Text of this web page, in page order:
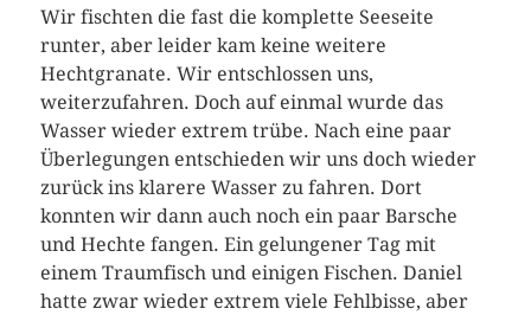
Wir fischten die fast die komplette Seeseite
runter, aber leider kam keine weitere
Hechtgranate. Wir entschlossen uns,
weiterzufahren. Doch auf einmal wurde das
Wasser wieder extrem trübe. Nach eine paar
Überlegungen entschieden wir uns doch wieder
zurück ins klarere Wasser zu fahren. Dort
konnten wir dann auch noch ein paar Barsche
und Hechte fangen. Ein gelungener Tag mit
einem Traumfisch und einigen Fischen. Daniel
hatte zwar wieder extrem viele Fehlbisse, aber